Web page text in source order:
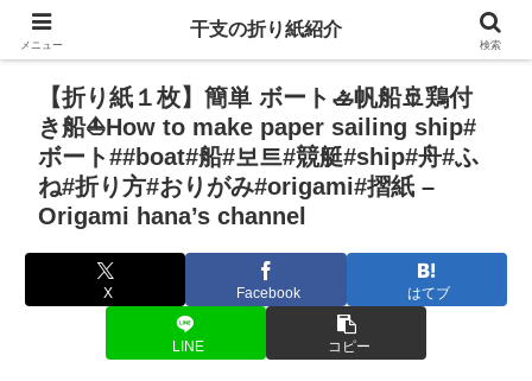
【折り紙１枚】簡単 ボート🚣帆船🚢鶏付
き船⛵How to make paper sailing ship#
ボート##boat#船#보트#競艇#ship#舟#ふ
ね#折り方#おりがみ#origami#摺紙 –
Origami hana’s channel
X Facebook はてブ
LINE コピー
メニュー
干支の折り紙紹介
検索